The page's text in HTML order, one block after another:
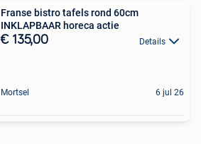
Franse bistro tafels rond 60cm
INKLAPBAAR horeca actie
€ 135,00 Details
Mortsel 6 jul 26